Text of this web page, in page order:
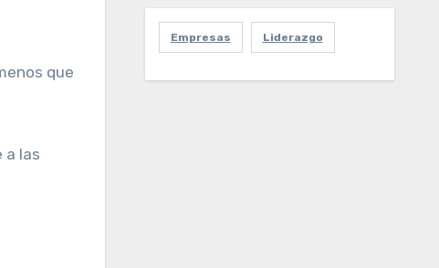
que
a las
Empresas Liderazgo